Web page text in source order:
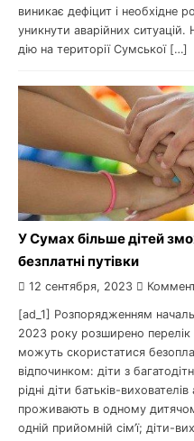
виникає дефіцит і необхідне
уникнути аварійних ситуацій.
дію на території Сумської […]
У Сумах більше дітей
безплатні путівки
12 сентября, 2023
[ad_1] Розпорядженням
2023 року розширено перелік
можуть скористатися
відпочинком: діти з
рідні діти батьків-
проживають в одному
одній прийомній сім’ї; діти-